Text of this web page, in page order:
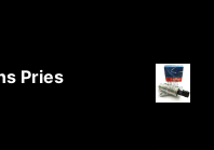
Pries